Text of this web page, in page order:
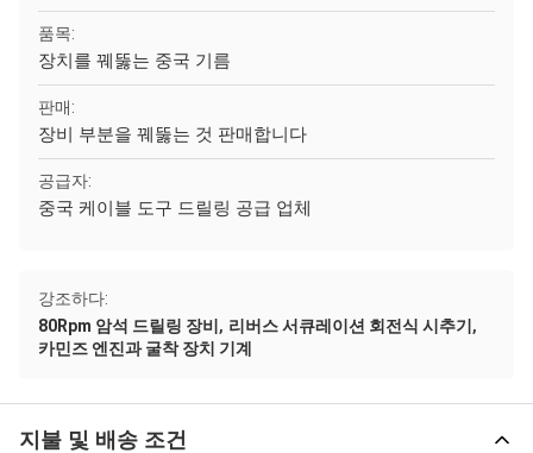
품목:
장치를 꿰뚫는 중국 기름
판매:
장비 부분을 꿰뚫는 것 판매합니다
공급자:
중국 케이블 도구 드릴링 공급 업체
강조하다:
80Rpm 암석 드릴링 장비 , 리버스 서큐레이션 회전식 시추기 ,
카민즈 엔진과 굴착 장치 기계
지불 및 배송 조건